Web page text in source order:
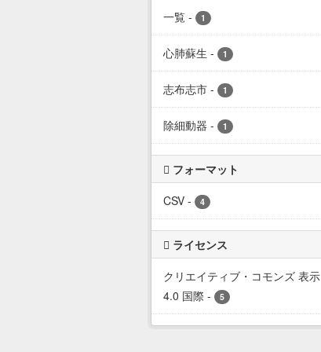
一覧 - 1
心肺蘇生 - 1
志布志市 - 1
除細動器 - 1
フォーマット
CSV - 4
ライセンス
クリエイティブ・コモンズ 表示
4.0 国際 - 5